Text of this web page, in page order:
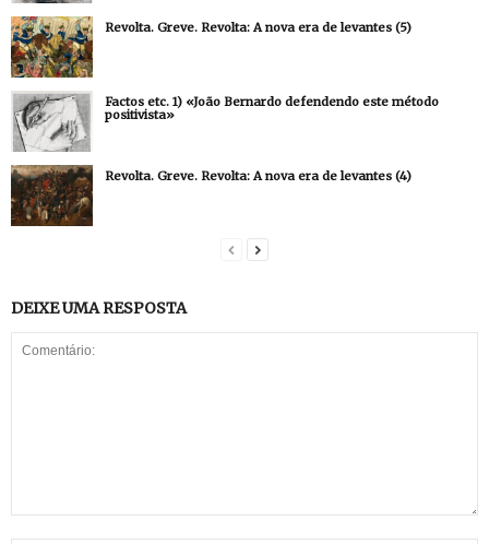
Revolta. Greve. Revolta: A nova era de levantes (5)
Factos etc. 1) «João Bernardo defendendo este método
positivista»
Revolta. Greve. Revolta: A nova era de levantes (4)
DEIXE UMA RESPOSTA